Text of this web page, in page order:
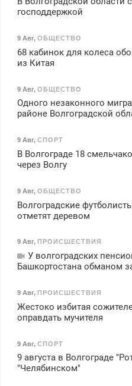
господдержкой
9 Авг, ОБЩЕСТВО
68 кабинок для колеса
из Китая
9 Авг, ОБЩЕСТВО
Одного незаконного
районе Волгоградской
9 Авг, СПОРТ
В Волгограде 18
через Волгу
9 Авг, ОБЩЕСТВО
Волгоградские
отметят деревом
9 Авг, ПРОИСШЕСТВИЯ
У волгоградских
Башкортостана обманом
9 Авг, ПРОИСШЕСТВИЯ
Жестоко избитая
оправдать мучителя
9 Авг, СПОРТ
9 августа в Волгограде
"Челябинском"